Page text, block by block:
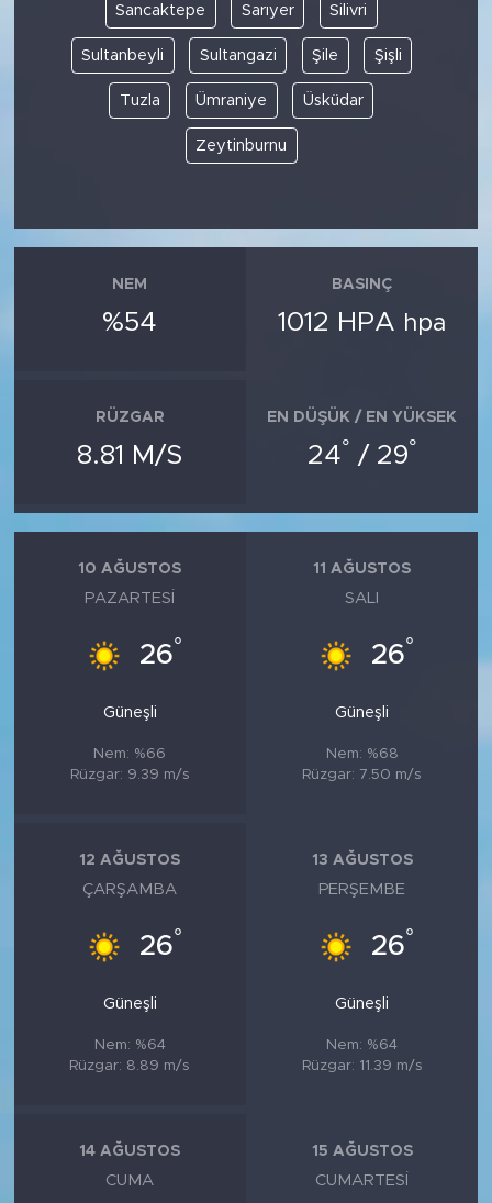
Sancaktepe Sarıyer Silivri
Sultanbeyli Sultangazi Şile Şişli
Tuzla Ümraniye Üsküdar
Zeytinburnu
NEM
%54
BASINÇ
1012 HPA hpa
RÜZGAR
8.81 M/S
EN DÜŞÜK / EN YÜKSEK
24° / 29°
10 AĞUSTOS
PAZARTESI
26°
Güneşli
Nem: %66
Rüzgar: 9.39 m/s
11 AĞUSTOS
SALI
26°
Güneşli
Nem: %68
Rüzgar: 7.50 m/s
12 AĞUSTOS
ÇARŞAMBA
26°
Güneşli
Nem: %64
Rüzgar: 8.89 m/s
13 AĞUSTOS
PERŞEMBE
26°
Güneşli
Nem: %64
Rüzgar: 11.39 m/s
14 AĞUSTOS
CUMA
15 AĞUSTOS
CUMARTESI
SİYASET
MEDYA KÖŞESİ
FOTO GALERİ
SOSYAL MEDYA